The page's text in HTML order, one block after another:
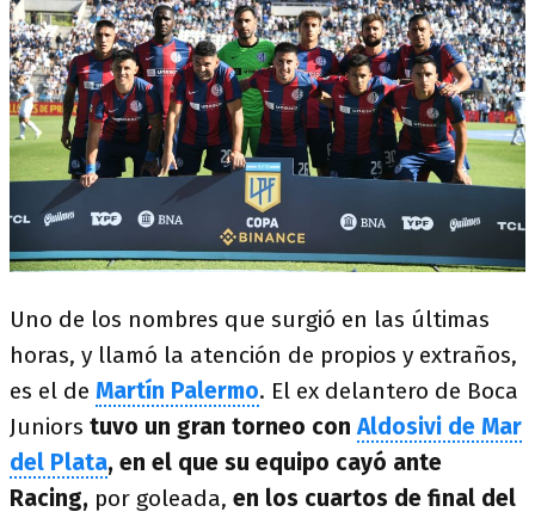
Uno de los nombres que surgió en las últimas
horas, y llamó la atención de propios y extraños,
es el de Martín Palermo. El ex delantero de Boca
Juniors tuvo un gran torneo conAldosivi de Mar
del Plata, en el que su equipo cayó ante
Racing, por goleada, en los cuartos de final del